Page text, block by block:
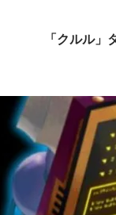
「クルル」